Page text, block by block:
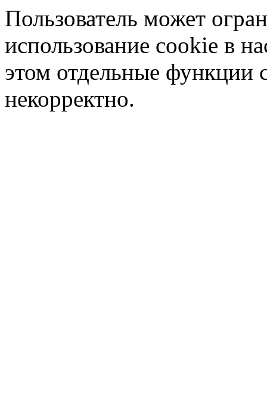
Пользователь может
использование cookie в
этом отдельные функции
некорректно.